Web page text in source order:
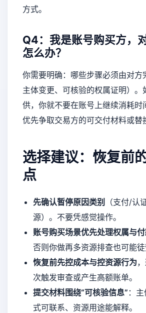
方式。
Q4：我是账号购买方，
怎么办？
你需要明确：哪些步骤必须由对方
主体变更、可核验的权属证明）。
供，你就不要在账号上继续消耗时
优先争取交易方的可交付材料或替
选择建议：恢复前
点
先确认暂停原因类别
（支付/认
源）。不要凭感觉操作。
账号购买场景优先处理权属与
否则你做再多资源排查也可能徒
恢复前先控成本与控资源行为
次触发审查或产生高额账单。
提交材料围绕“可核验信息” ：
式可联系、资源用途能解释。